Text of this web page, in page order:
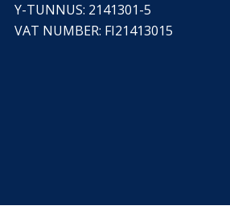
Y-TUNNUS: 2141301-5
VAT NUMBER: FI21413015